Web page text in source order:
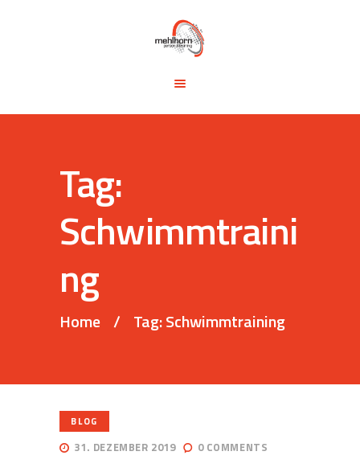
Tag:
Schwimmtraini
ng
Home Tag: Schwimmtraining
KONTAKT
BLOG
31. DEZEMBER 2019 0 COMMENTS